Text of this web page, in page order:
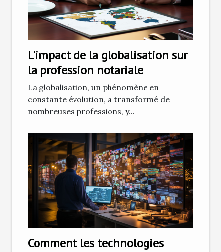
L'impact de la globalisation sur
la profession notariale
La globalisation, un phénomène en
constante évolution, a transformé de
nombreuses professions, y...
Comment les technologies